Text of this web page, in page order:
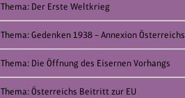
Thema: Der Erste Weltkrieg
Thema: Gedenken 1938 – Annexion Österreichs
Thema: Die Öffnung des Eisernen Vorhangs
Thema: Österreichs Beitritt zur EU